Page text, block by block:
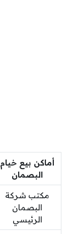
أماكن بيع خيام
البصمان
مكتب شركة
البصمان
الرئيسي